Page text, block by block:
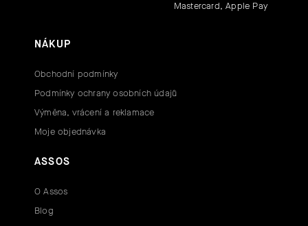
Mastercard, Apple Pay
NÁKUP
Obchodní podmínky
Podmínky ochrany osobních údajů
Výměna, vrácení a reklamace
Moje objednávka
ASSOS
O Assos
Blog